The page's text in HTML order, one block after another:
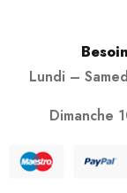
Lundi –
Dimanche